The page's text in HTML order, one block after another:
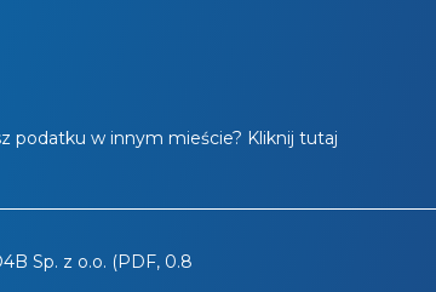
podatku w innym mieście? Kliknij tutaj
Sp. z o.o. (PDF, 0.8